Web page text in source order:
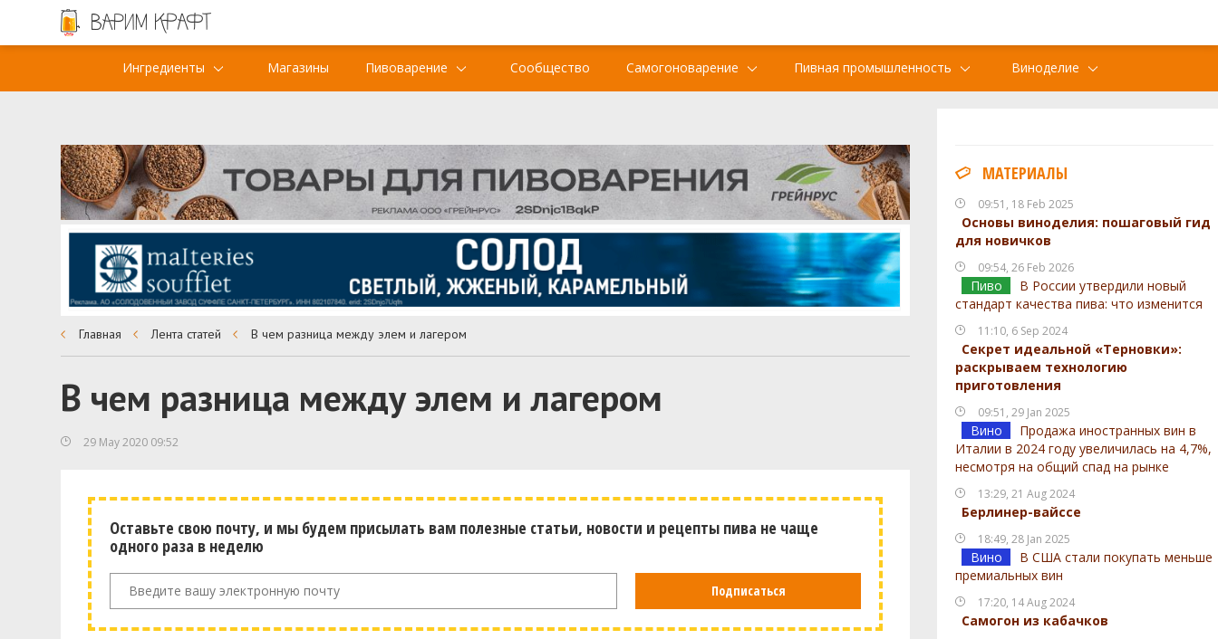
Ингредиенты Магазины Пивоварение Сообщество Самогоноварение Пивная промышленность Виноделие
МАТЕРИАЛЫ
09:51, 18 Feb 2025
Основы виноделия: пошаговый гид
для новичков
09:54, 26 Feb 2026
Пиво
В России утвердили новый
стандарт качества пива: что изменится
11:10, 6 Sep 2024
Секрет идеальной «Терновки»:
раскрываем технологию
приготовления
09:51, 29 Jan 2025
Вино
Продажа иностранных вин в
Италии в 2024 году увеличилась на 4,7%,
несмотря на общий спад на рынке
13:29, 21 Aug 2024
Берлинер-вайссе
18:49, 28 Jan 2025
Вино
В США стали покупать меньше
премиальных вин
17:20, 14 Aug 2024
Самогон из кабачков
Главная Лента статей В чем разница между элем и лагером
В чем разница между элем и лагером
29 May 2020 09:52
Оставьте свою почту, и мы будем присылать вам полезные статьи, новости и рецепты пива не чаще
одного раза в неделю
Подписаться